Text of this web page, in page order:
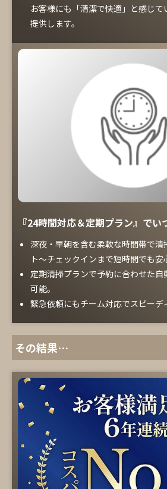
お客様にも「清潔で快適」と感じ
提供します。
『24時間対応＆定期プラン』で
深夜・早朝を含む柔軟な時間帯で清
ト～チェックインまで短時間でも安
定期清掃プランで予約に合わせた自
可能。
緊急依頼にもチーム対応でスピーデ
その結果…